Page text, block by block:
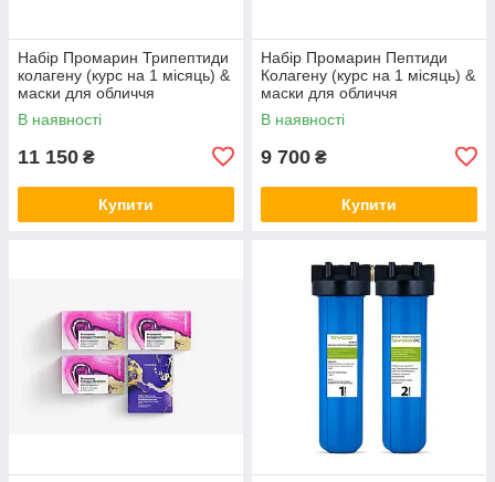
Набір Промарин Трипептиди
колагену (курс на 1 місяць) &
маски для обличчя
біоцелюлозні Skin Harmony
(5 саше)
В наявності
11 150 ₴
Купити
Набір Промарин Пептиди
Колагену (курс на 1 місяць) &
маски для обличчя
біоцелюлозні Hydro Boost (5
саше)
В наявності
9 700 ₴
Купити